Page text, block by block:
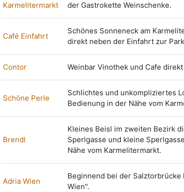
Karmelitermarkt
der Gastrokette Weinschenke.
Café Einfahrt
Schönes Sonneneck am
direkt neben der Einfahrt zur
Contor Weinbar Vinothek und Cafe
Schöne Perle
Schlichtes und unkompliziertes
Bedienung in der Nähe vom
Brendl
Kleines Beisl im zweiten Bezirk
Sperlgasse und kleine
Nähe vom Karmelitermarkt.
Adria Wien
Beginnend bei der Salztorbrücke
Wien".